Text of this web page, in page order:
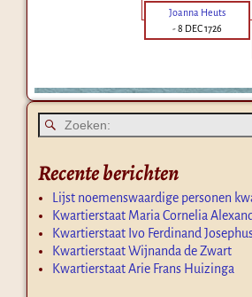
Joanna Heuts
-8 DEC 1726
Recente berichten
Lijst noemenswaardige personen
Kwartierstaat Maria Cornelia
Kwartierstaat Ivo Ferdinand
Kwartierstaat Wijnanda de Zwart
Kwartierstaat Arie Frans Huizinga